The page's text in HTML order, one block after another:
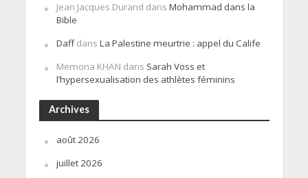
Jean Jacques Durand dans Mohammad dans la
Bible
Daffdans La Palestine meurtrie : appel du Calife
Memona KHAN dans Sarah Voss et
l’hypersexualisation des athlètes féminins
Archives
août 2026
juillet 2026